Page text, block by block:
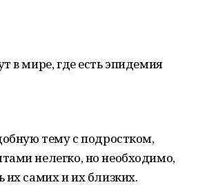
в мире, где есть эпидемия
тему с подростком,
нелегко, но необходимо,
самих и их близких.